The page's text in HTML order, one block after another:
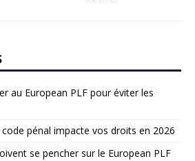
au European PLF pour éviter les
pénal impacte vos droits en 2026
se pencher sur le European PLF